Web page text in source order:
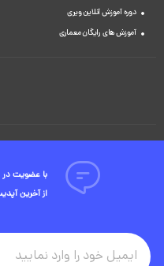
دوره آموزش آنلاین ویری
آموزش های رایگان معماری
با عضویت در
از آخرین